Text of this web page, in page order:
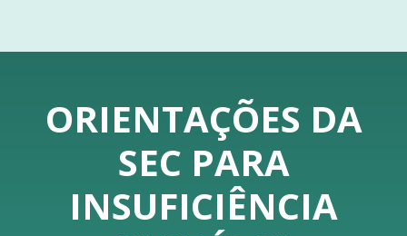
ORIENTAÇÕES DA
SEC PARA
INSUFICIÊNCIA